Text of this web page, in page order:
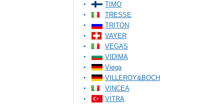
TIMO
TRESSE
TRITON
VAYER
VEGAS
VIDIMA
Viega
VILLEROY&BOCH
VINCEA
VITRA